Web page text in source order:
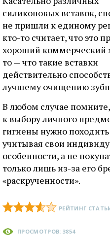
силиконовых вставок,
не пришли к единому
кто-то считает, что это
хороший коммерческий
то — что такие вставки
действительно
лучшему очищению
В любом случае
к выбору личного
гигиены нужно
учитывая свои
особенности, а не
только лишь из-за его
«раскрученности».
РЕЙТИНГ
ПРОСМОТРОВ: 3854